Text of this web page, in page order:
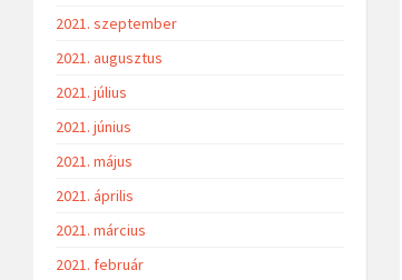
2021. szeptember
2021. augusztus
2021. július
2021. június
2021. május
2021. április
2021. március
2021. február